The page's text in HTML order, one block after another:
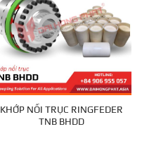
KHỚP NỐI TRỤC RINGFEDER
TNB BHDD